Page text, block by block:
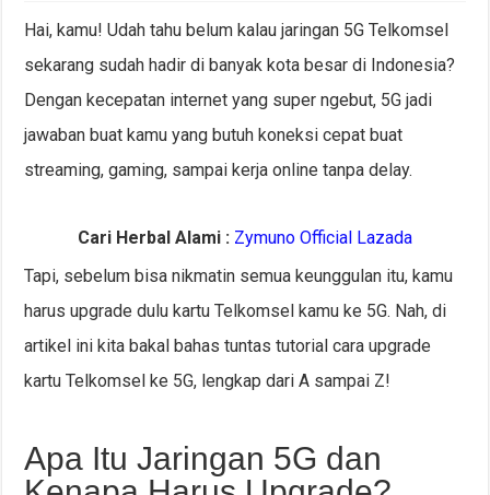
Hai, kamu! Udah tahu belum kalau jaringan 5G Telkomsel
sekarang sudah hadir di banyak kota besar di Indonesia?
Dengan kecepatan internet yang super ngebut, 5G jadi
jawaban buat kamu yang butuh koneksi cepat buat
streaming, gaming, sampai kerja online tanpa delay.
Cari Herbal Alami : Zymuno Official Lazada
Tapi, sebelum bisa nikmatin semua keunggulan itu, kamu
harus upgrade dulu kartu Telkomsel kamu ke 5G. Nah, di
artikel ini kita bakal bahas tuntas tutorial cara upgrade
kartu Telkomsel ke 5G, lengkap dari A sampai Z!
Apa Itu Jaringan 5G dan